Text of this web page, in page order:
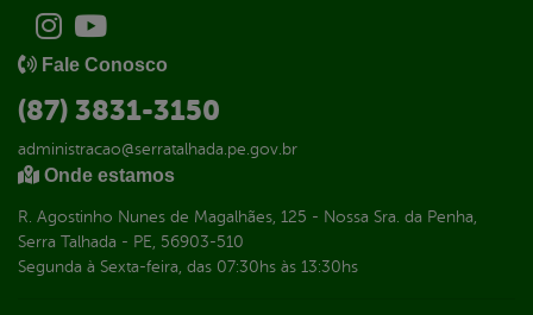
Fale Conosco
(87) 3831-3150
administracao@serratalhada.pe.gov.br
Onde estamos
R. Agostinho Nunes de Magalhães, 125 - Nossa Sra. da Penha,
Serra Talhada - PE, 56903-510
Segunda à Sexta-feira, das 07:30hs às 13:30hs